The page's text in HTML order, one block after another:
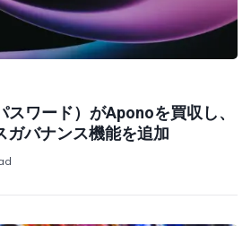
ワード）がAponoを買収し、
ガバナンス機能を追加